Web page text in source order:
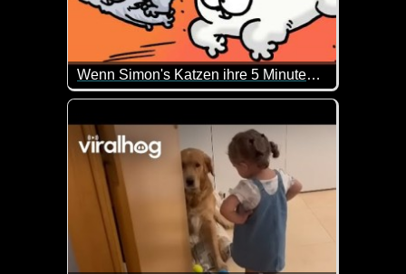
Wenn Simon's Katzen ihre 5 Minuten haben
Er hat es wirklich nicht leicht. Zumal es jetzt ja